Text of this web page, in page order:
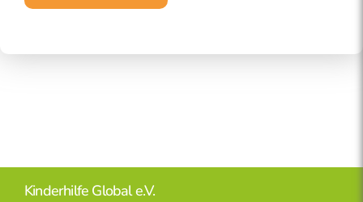
Kinderhilfe Global e.V.